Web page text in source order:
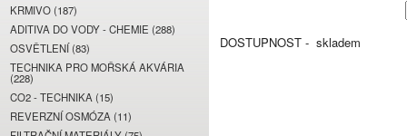
KRMIVO (187)
ADITIVA DO VODY - CHEMIE (288)
OSVĚTLENÍ (83)
TECHNIKA PRO MOŘSKÁ AKVÁRIA
(228)
CO2 - TECHNIKA (15)
REVERZNÍ OSMÓZA (11)
DOSTUPNOST - skladem